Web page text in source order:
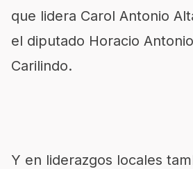
que lidera Carol Antonio
el diputado Horacio
Carilindo.
Y en liderazgos locales